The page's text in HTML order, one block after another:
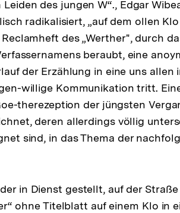
der
Fußnote
des jungen W“., Edgar
radikalisiert, „auf dem ollen
des „Werther", durch
beraubt, eine
der Erzählung in eine uns allen
willige Kommunikation tritt.
therezeption der jüngsten
deren allerdings völlig
sind, in das Thema der
in Dienst gestellt, auf der
ohne Titelblatt auf einem Klo in